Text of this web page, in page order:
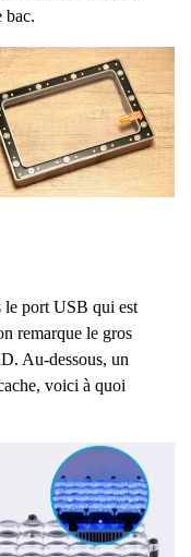
bac.
le port USB qui est
remarque le gros
Au-dessous, un
voici à quoi